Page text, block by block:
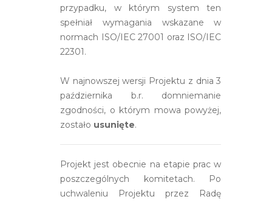
przypadku, w którym system ten
spełniał wymagania wskazane w
normach ISO/IEC 27001 oraz ISO/IEC
22301.
W najnowszej wersji Projektu z dnia 3
października b.r. domniemanie
zgodności, o którym mowa powyżej,
zostało usunięte.
Projekt jest obecnie na etapie prac w
poszczególnych komitetach. Po
uchwaleniu Projektu przez Radę